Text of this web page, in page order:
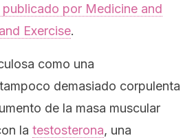
publicado por Medicine and
Exercise.
como una
demasiado corpulenta
de la masa muscular
la testosterona, una